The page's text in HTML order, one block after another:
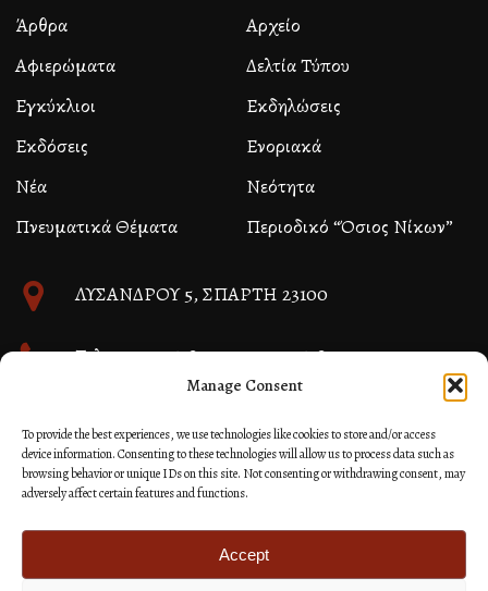
Manage Consent
To provide the best experiences, we use technologies like cookies to store and/or access
device information. Consenting to these technologies will allow us to process data such as
browsing behavior or unique IDs on this site. Not consenting or withdrawing consent, may
adversely affect certain features and functions.
Accept
Άρθρα
Αρχείο
Αφιερώματα
Δελτία Τύπου
Εγκύκλιοι
Εκδηλώσεις
Εκδόσεις
Ενοριακά
Νέα
Νεότητα
Πνευματικά Θέματα
Περιοδικό “Όσιος Νίκων”
ΛΥΣΑΝΔΡΟΥ 5, ΣΠΑΡΤΗ 23100
Τηλ. 27310 26580 και 27310 26581